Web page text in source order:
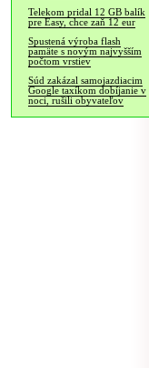
Telekom pridal 12 GB balík
pre Easy, chce zaň 12 eur
Spustená výroba flash
pamäte s novým najvyšším
počtom vrstiev
Súd zakázal samojazdiacim
Google taxíkom dobíjanie v
noci, rušili obyvateľov